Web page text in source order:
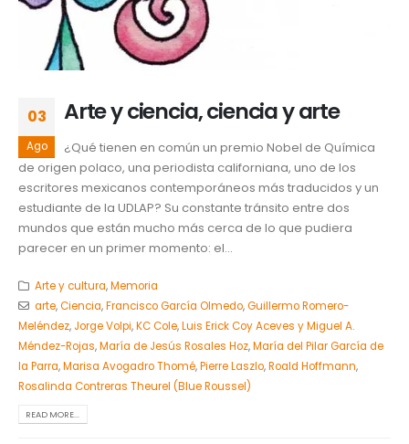
03
Ago
Arte y ciencia, ciencia y arte
¿Qué tienen en común un premio Nobel de Química
de origen polaco, una periodista californiana, uno de los
escritores mexicanos contemporáneos más traducidos y un
estudiante de la UDLAP? Su constante tránsito entre dos
mundos que están mucho más cerca de lo que pudiera
parecer en un primer momento: el...
Arte y cultura,Memoria
arte,Ciencia,Francisco García Olmedo,Guillermo Romero-
Meléndez, Jorge Volpi,KC Cole,Luis Erick Coy Aceves y Miguel A.
Méndez-Rojas,María de Jesús Rosales Hoz,María del Pilar García de
la Parra,Marisa Avogadro Thomé,Pierre Laszlo,Roald Hoffmann,
Rosalinda Contreras Theurel (Blue Roussel)
READ MORE...